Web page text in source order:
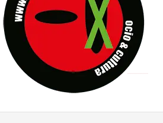
MILITARES JUDÍAS
D’BALDOMEROS REINVENTAN
MARSHALL FLASH PRESENTA EN
JOFRE BARDAGÍ EN EXVITA